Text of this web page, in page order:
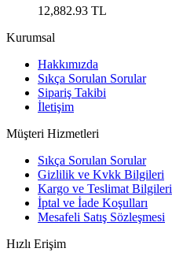
12,882.93 TL
Kurumsal
Hakkımızda
Sıkça Sorulan Sorular
Sipariş Takibi
İletişim
Müşteri Hizmetleri
Sıkça Sorulan Sorular
Gizlilik ve Kvkk Bilgileri
Kargo ve Teslimat Bilgileri
İptal ve İade Koşulları
Mesafeli Satış Sözleşmesi
Hızlı Erişim